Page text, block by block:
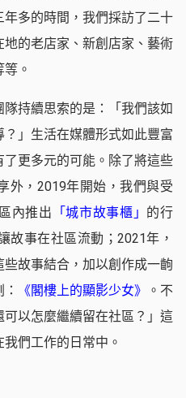
多的時間，我們採訪了二十
的老店家、新創店家、藝術
。
持續思索的是：「我們該如
」生活在媒體形式如此豐富
更多元的可能。除了將這些
外，2019年開始，我們與受
內推出 「城市故事櫃」 的行
故事在社區流動；2021年，
故事結合，加以創作成一齣
《閣樓上的顯影少女》
。不
以怎麼繼續留在社區？」這
們工作的日常中。